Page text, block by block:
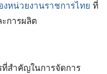
งหน่วยงานราชการไทย ที่
การผลิต
ที่สำคัญในการจัดการ